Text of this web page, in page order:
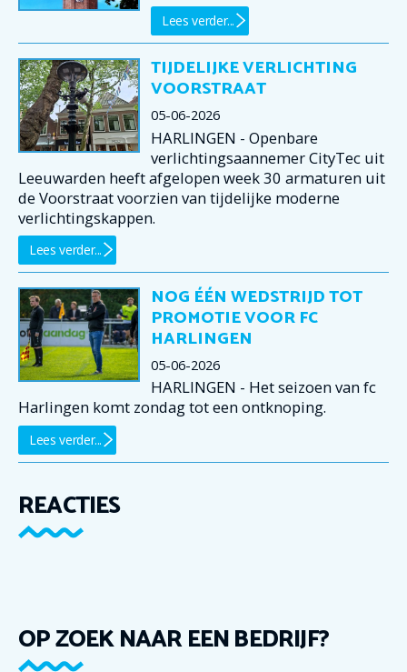
Lees verder...
TIJDELIJKE VERLICHTING
VOORSTRAAT
05-06-2026
HARLINGEN - Openbare
verlichtingsaannemer CityTec uit
Leeuwarden heeft afgelopen week 30 armaturen uit
de Voorstraat voorzien van tijdelijke moderne
verlichtingskappen.
Lees verder...
NOG ÉÉN WEDSTRIJD TOT
PROMOTIE VOOR FC
HARLINGEN
05-06-2026
HARLINGEN - Het seizoen van fc
Harlingen komt zondag tot een ontknoping.
Lees verder...
REACTIES
OP ZOEK NAAR EEN BEDRIJF?